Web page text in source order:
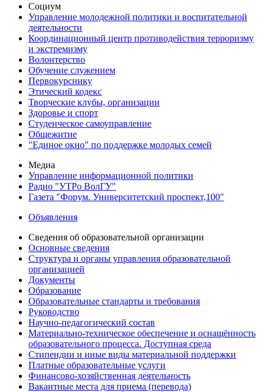
Социум
Управление молодежной политики и воспитательной
деятельности
Координационный центр противодействия терроризму
и экстремизму
Волонтерство
Обучение служением
Первокурснику
Этический кодекс
Творческие клубы, организации
Здоровье и спорт
Студенческое самоуправление
Общежитие
"Единое окно" по поддержке молодых семей
Медиа
Управление информационной политики
Радио "УТРо ВолГУ"
Газета "Форум. Университетский проспект,100"
Объявления
Сведения об образовательной организации
Основные сведения
Структура и органы управления образовательной
организацией
Документы
Образование
Образовательные стандарты и требования
Руководство
Научно-педагогический состав
Материально-техническое обеспечение и оснащённость
образовательного процесса. Доступная среда
Стипендии и иные виды материальной поддержки
Платные образовательные услуги
Финансово-хозяйственная деятельность
Вакантные места для приема (перевода)